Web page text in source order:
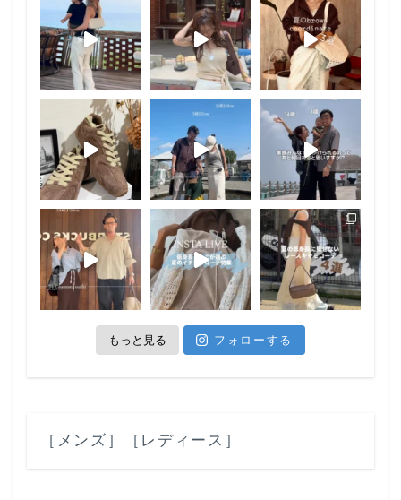
もっと見る フォローする
［メンズ］ ［レディース］